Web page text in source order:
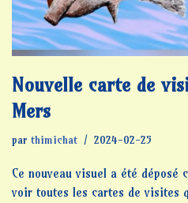
Nouvelle carte de
Mers
par thimichat 2024-02-25
Ce nouveau visuel a été
voir toutes les cartes de visites